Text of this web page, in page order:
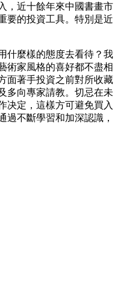
，近十餘年來中國書畫市
要的投資工具。特別是近
什麼樣的態度去看待？我
術家風格的喜好都不盡相
面著手投資之前對所收藏
多向專家請教。切忌在未
决定，這樣方可避免買入
過不斷學習和加深認識，